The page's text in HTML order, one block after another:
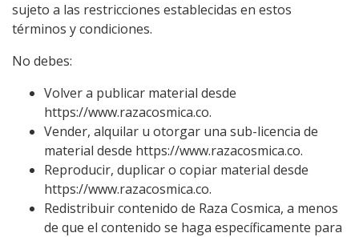
sujeto a las restricciones establecidas en estos
términos y condiciones.
No debes:
Volver a publicar material desde
https://www.razacosmica.co.
Vender, alquilar u otorgar una sub-licencia de
material desde https://www.razacosmica.co.
Reproducir, duplicar o copiar material desde
https://www.razacosmica.co.
Redistribuir contenido de Raza Cosmica, a menos
de que el contenido se haga específicamente para